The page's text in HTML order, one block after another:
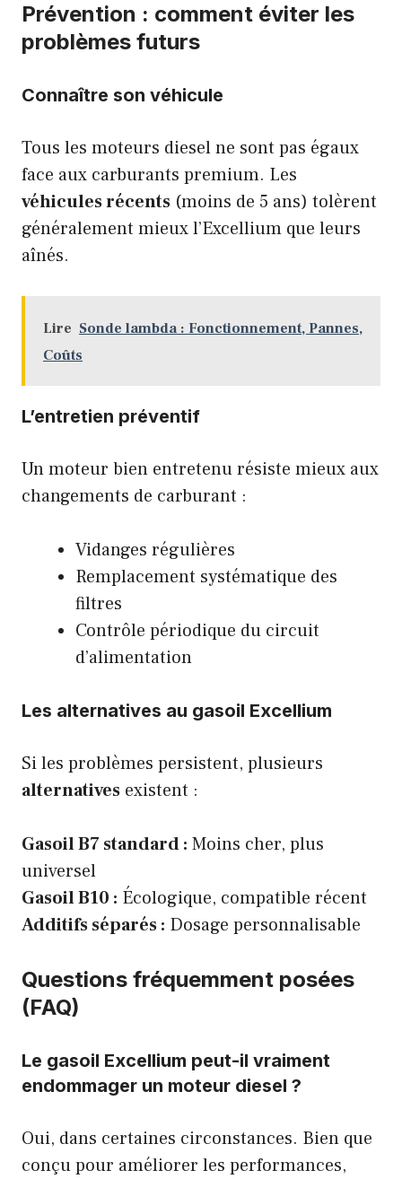
Prévention : comment éviter les
problèmes futurs
Connaître son véhicule
Tous les moteurs diesel ne sont pas égaux
face aux carburants premium. Les
véhicules récents (moins de 5 ans) tolèrent
généralement mieux l’Excellium que leurs
aînés.
Lire Sonde lambda : Fonctionnement, Pannes,
Coûts
L’entretien préventif
Un moteur bien entretenu résiste mieux aux
changements de carburant :
Vidanges régulières
Remplacement systématique des
filtres
Contrôle périodique du circuit
d’alimentation
Les alternatives au gasoil Excellium
Si les problèmes persistent, plusieurs
alternatives existent :
Gasoil B7 standard : Moins cher, plus
universel
Gasoil B10 : Écologique, compatible récent
Additifs séparés : Dosage personnalisable
Questions fréquemment posées
(FAQ)
Le gasoil Excellium peut-il vraiment
endommager un moteur diesel ?
Oui, dans certaines circonstances. Bien que
conçu pour améliorer les performances,